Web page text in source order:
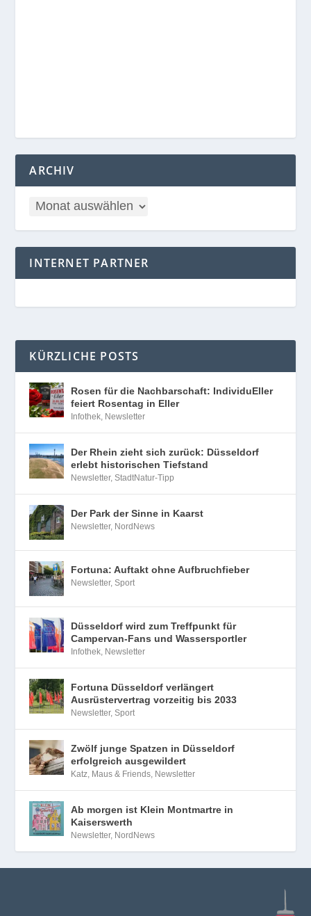
ARCHIV
INTERNET PARTNER
KÜRZLICHE POSTS
Rosen für die Nachbarschaft: IndividuEller
feiert Rosentag in Eller
Infothek, Newsletter
Der Rhein zieht sich zurück: Düsseldorf
erlebt historischen Tiefstand
Newsletter,StadtNatur-Tipp
Der Park der Sinne in Kaarst
Newsletter, NordNews
Fortuna: Auftakt ohne Aufbruchfieber
Newsletter,Sport
Düsseldorf wird zum Treffpunkt für
Campervan-Fans und Wassersportler
Infothek, Newsletter
Fortuna Düsseldorf verlängert
Ausrüstervertrag vorzeitig bis 2033
Newsletter,Sport
Zwölf junge Spatzen in Düsseldorf
erfolgreich ausgewildert
Katz, Maus & Friends, Newsletter
Ab morgen ist Klein Montmartre in
Kaiserswerth
Newsletter, NordNews